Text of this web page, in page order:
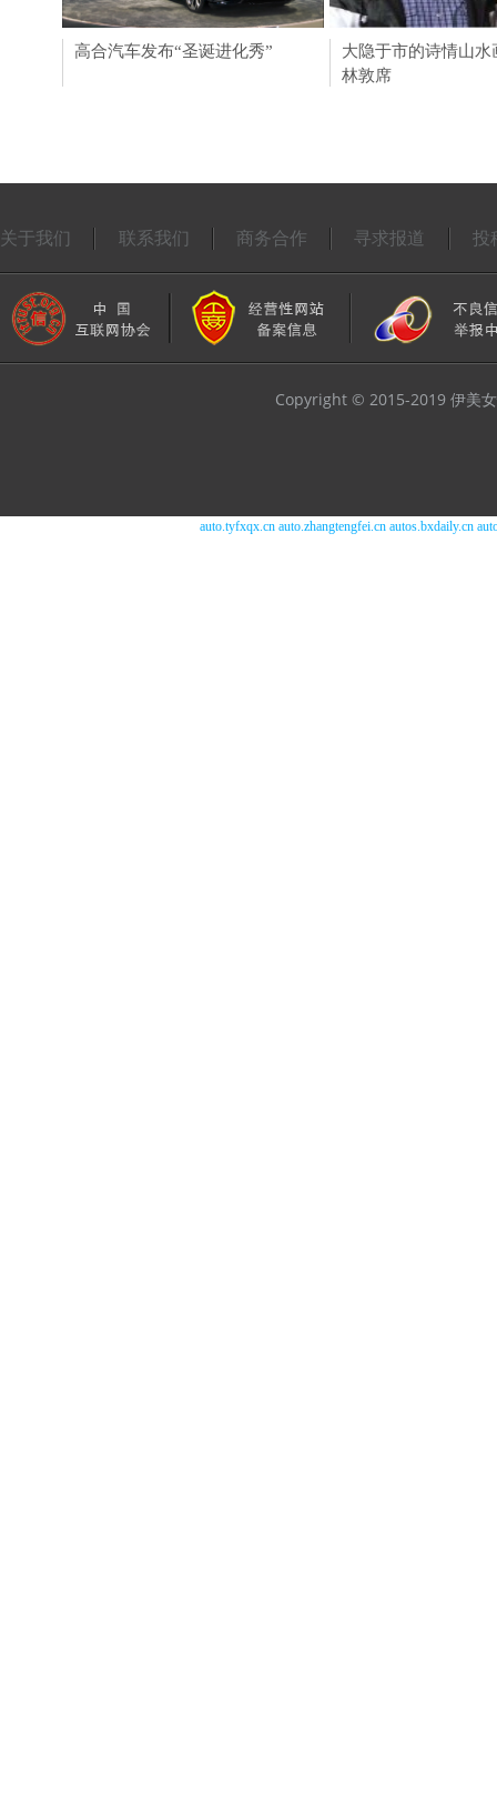
高合汽车发布“圣诞进化秀”
Hi-Five一下 惊喜诞
HiPhiX发布圣诞“HiPh
大隐于市的诗情山水
林敦席
关于我们 联系我们 商务合作 寻求报道 投
Copyright © 2015-2019 伊美
auto.tyfxqx.cn auto.zhangtengfei.cn autos.bxdaily.cn